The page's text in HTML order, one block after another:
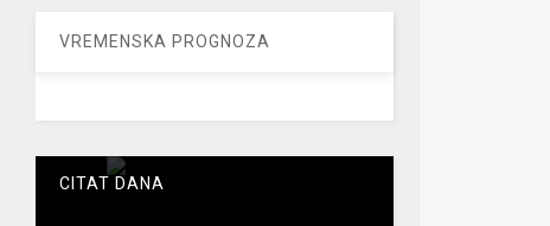
VREMENSKA PROGNOZA
CITAT DANA